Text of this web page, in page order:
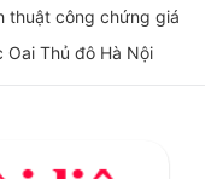
thuật công chứng giá
Oai Thủ đô Hà Nội